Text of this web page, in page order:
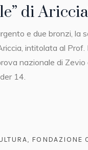
di
e due bronzi, la
intitolata al Prof.
nazionale di Zevio
14.
, FONDAZIONE